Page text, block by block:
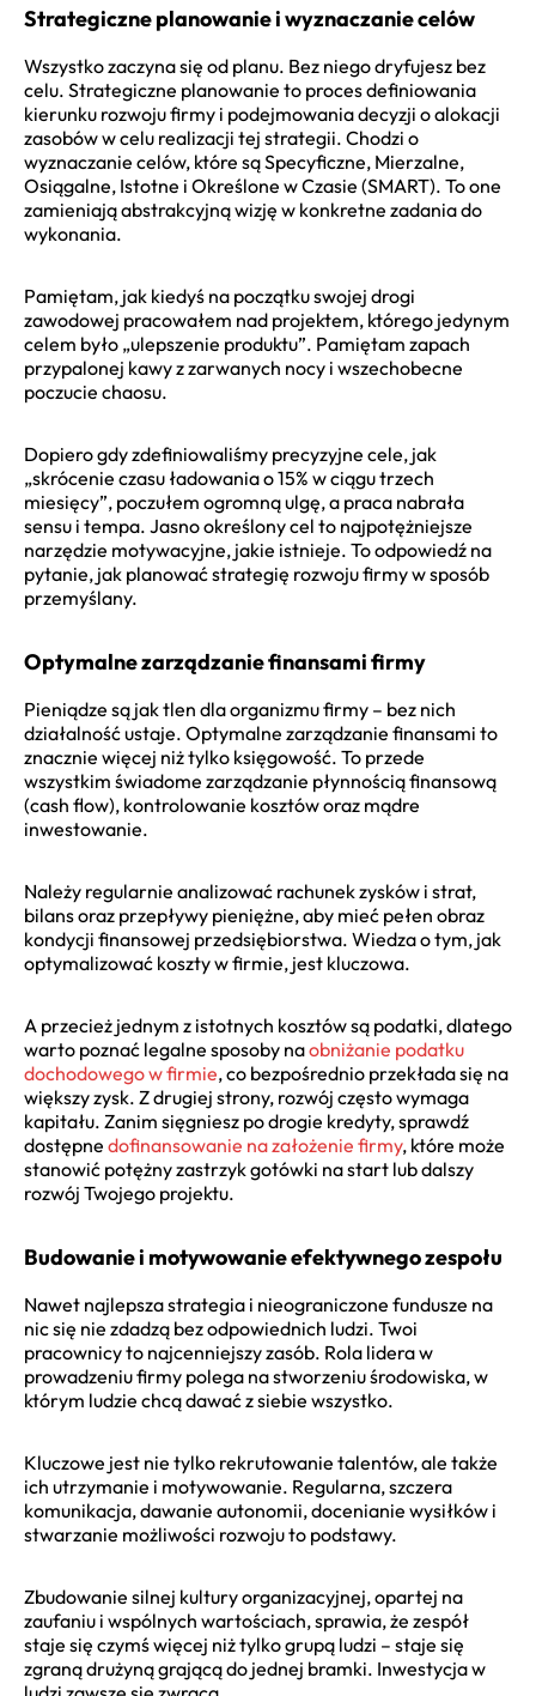
Strategiczne planowanie i wyznaczanie celów
Wszystko zaczyna się od planu. Bez niego dryfujesz bez
celu. Strategiczne planowanie to proces definiowania
kierunku rozwoju firmy i podejmowania decyzji o alokacji
zasobów w celu realizacji tej strategii. Chodzi o
wyznaczanie celów, które są Specyficzne, Mierzalne,
Osiągalne, Istotne i Określone w Czasie (SMART). To one
zamieniają abstrakcyjną wizję w konkretne zadania do
wykonania.
Pamiętam, jak kiedyś na początku swojej drogi
zawodowej pracowałem nad projektem, którego jedynym
celem było „ulepszenie produktu”. Pamiętam zapach
przypalonej kawy z zarwanych nocy i wszechobecne
poczucie chaosu.
Dopiero gdy zdefiniowaliśmy precyzyjne cele, jak
„skrócenie czasu ładowania o 15% w ciągu trzech
miesięcy”, poczułem ogromną ulgę, a praca nabrała
sensu i tempa. Jasno określony cel to najpotężniejsze
narzędzie motywacyjne, jakie istnieje. To odpowiedź na
pytanie, jak planować strategię rozwoju firmy w sposób
przemyślany.
Optymalne zarządzanie finansami firmy
Pieniądze są jak tlen dla organizmu firmy – bez nich
działalność ustaje. Optymalne zarządzanie finansami to
znacznie więcej niż tylko księgowość. To przede
wszystkim świadome zarządzanie płynnością finansową
(cash flow), kontrolowanie kosztów oraz mądre
inwestowanie.
Należy regularnie analizować rachunek zysków i strat,
bilans oraz przepływy pieniężne, aby mieć pełen obraz
kondycji finansowej przedsiębiorstwa. Wiedza o tym, jak
optymalizować koszty w firmie, jest kluczowa.
A przecież jednym z istotnych kosztów są podatki, dlatego
warto poznać legalne sposoby naobniżanie podatku
dochodowego w firmie, co bezpośrednio przekłada się na
większy zysk. Z drugiej strony, rozwój często wymaga
kapitału. Zanim sięgniesz po drogie kredyty, sprawdź
dostępne dofinansowanie na założenie firmy, które może
stanowić potężny zastrzyk gotówki na start lub dalszy
rozwój Twojego projektu.
Budowanie i motywowanie efektywnego zespołu
Nawet najlepsza strategia i nieograniczone fundusze na
nic się nie zdadzą bez odpowiednich ludzi. Twoi
pracownicy to najcenniejszy zasób. Rola lidera w
prowadzeniu firmy polega na stworzeniu środowiska, w
którym ludzie chcą dawać z siebie wszystko.
Kluczowe jest nie tylko rekrutowanie talentów, ale także
ich utrzymanie i motywowanie. Regularna, szczera
komunikacja, dawanie autonomii, docenianie wysiłków i
stwarzanie możliwości rozwoju to podstawy.
Zbudowanie silnej kultury organizacyjnej, opartej na
zaufaniu i wspólnych wartościach, sprawia, że zespół
staje się czymś więcej niż tylko grupą ludzi – staje się
zgraną drużyną grającą do jednej bramki. Inwestycja w